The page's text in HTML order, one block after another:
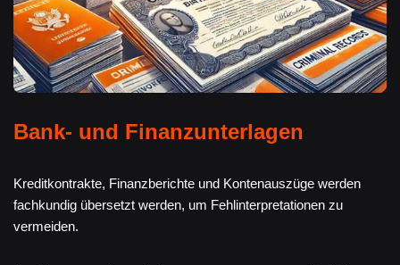
Bank- und Finanzunterlagen
Kreditkontrakte, Finanzberichte und Kontenauszüge werden
fachkundig übersetzt werden, um Fehlinterpretationen zu
vermeiden.